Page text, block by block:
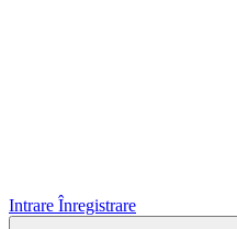
Intrare Înregistrare